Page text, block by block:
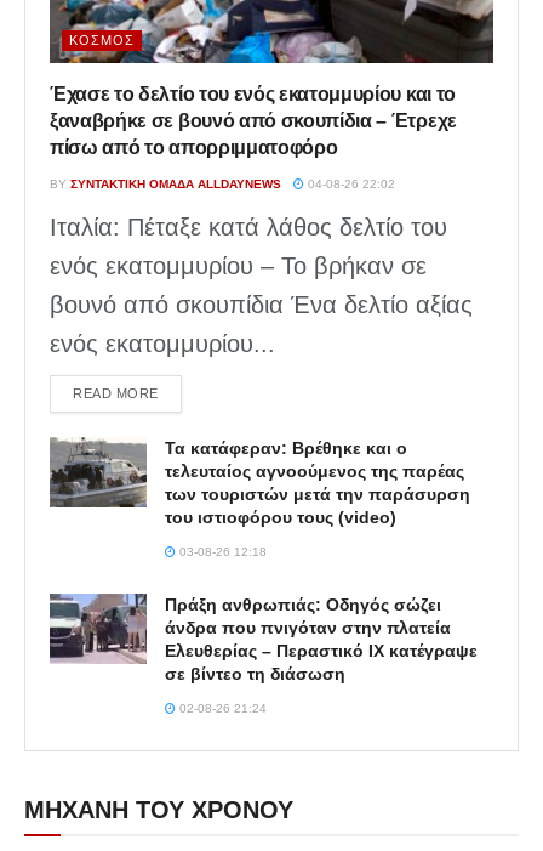
ΚΌΣΜΟΣ
Έχασε το δελτίο του ενός εκατομμυρίου και το
ξαναβρήκε σε βουνό από σκουπίδια – Έτρεχε
πίσω από το απορριμματοφόρο
BY ΣΥΝΤΑΚΤΙΚΉ ΟΜΆΔΑ ALLDAYNEWS 04-08-26 22:02
Ιταλία: Πέταξε κατά λάθος δελτίο του
ενός εκατομμυρίου – Το βρήκαν σε
βουνό από σκουπίδια Ένα δελτίο αξίας
ενός εκατομμυρίου...
READ MOREDETAILS
Τα κατάφεραν: Βρέθηκε και ο
τελευταίος αγνοούμενος της παρέας
των τουριστών μετά την παράσυρση
του ιστιοφόρου τους (video)
03-08-26 12:18
Πράξη ανθρωπιάς: Οδηγός σώζει
άνδρα που πνιγόταν στην πλατεία
Ελευθερίας – Περαστικό ΙΧ κατέγραψε
σε βίντεο τη διάσωση
02-08-26 21:24
ΜΗΧΑΝΗ ΤΟΥ ΧΡΟΝΟΥ